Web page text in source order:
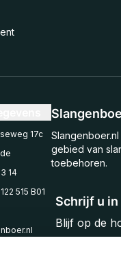
Schrijf u
Blijf op de
gebied van
toebehoren.
17c
14
515 B01